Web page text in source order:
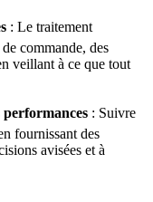
: Le traitement
commande, des
veillant à ce que tout
performances : Suivre
fournissant des
avisées et à